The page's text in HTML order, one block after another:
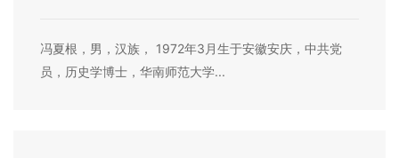
冯夏根，男，汉族， 1972年3月生于安徽安庆，中共党
员，历史学博士，华南师范大学...